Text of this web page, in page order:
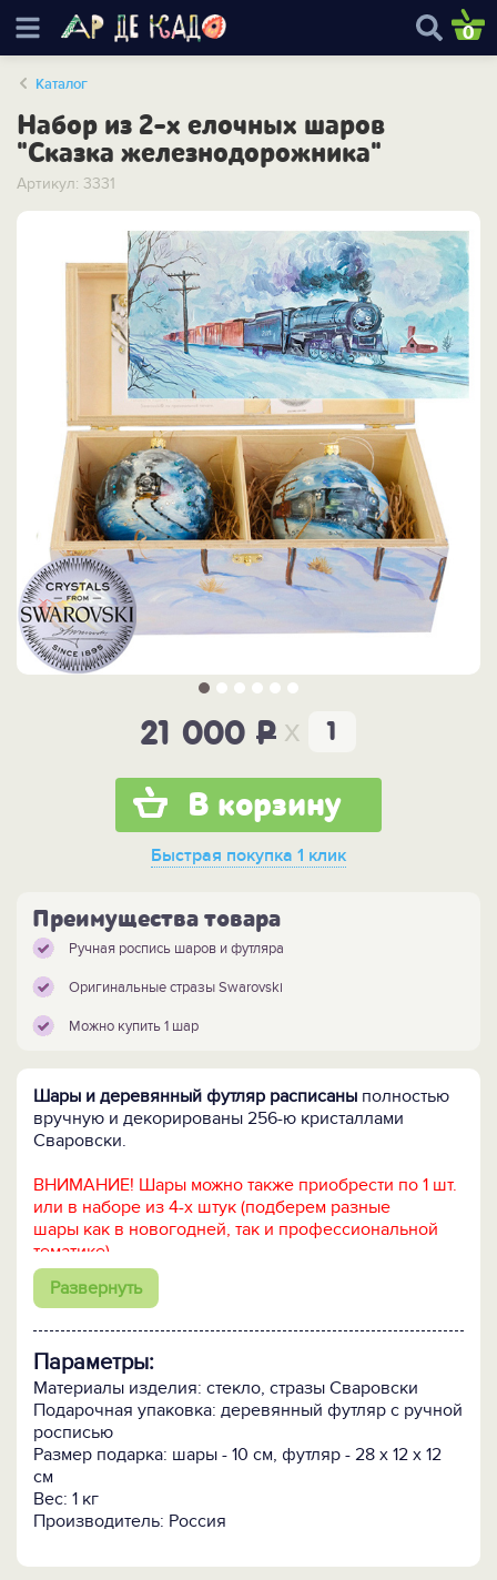
0
Каталог
Набор из 2-х елочных шаров
"Сказка железнодорожника"
Артикул: 3331
21 000 P x
В корзину
Быстрая покупка 1 клик
Преимущества товара
Ручная роспись шаров и футляра
Оригинальные стразы Swarovski
Можно купить 1 шар
Шары и деревянный футляр расписаны полностью
вручную и декорированы 256-ю кристаллами
Сваровски.
ВНИМАНИЕ! Шары можно также приобрести по 1 шт.
или в наборе из 4-х штук (подберем разные
шары как в новогодней, так и профессиональной
тематике).
ПОСМОТРИТЕ ЕЩЕ:
Развернуть
Параметры:
Материалы изделия: стекло, стразы Сваровски
Подарочная упаковка: деревянный футляр с ручной
росписью
Размер подарка: шары - 10 см, футляр - 28 х 12 х 12
см
Вес: 1 кг
Производитель: Россия